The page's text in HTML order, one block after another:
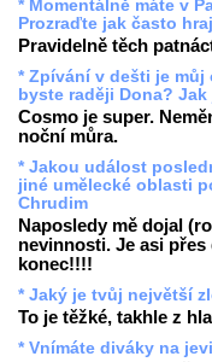
* Momentálně máte v
Prozraďte jak často
Pravidelně těch
* Zpívání v dešti je můj
byste raději Dona?
Cosmo je super.
noční můra.
* Jakou událost
jiné umělecké oblasti
Chrudim
Naposledy mě dojal
nevinnosti. Je asi
konec!!!!
* Jaký je tvůj největší
To je těžké, takhle z
* Vnímáte diváky na